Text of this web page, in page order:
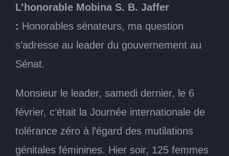
L’honorable Mobina S. B. Jaffer
: Honorables sénateurs, ma question
s’adresse au leader du gouvernement au
Sénat.
Monsieur le leader, samedi dernier, le 6
février, c’était la Journée internationale de
tolérance zéro à l’égard des mutilations
génitales féminines. Hier soir, 125 femmes